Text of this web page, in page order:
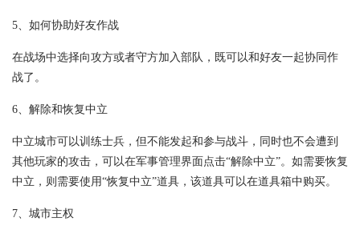
5、如何协助好友作战
在战场中选择向攻方或者守方加入部队，既可以和好友一起协同作
战了。
6、解除和恢复中立
中立城市可以训练士兵，但不能发起和参与战斗，同时也不会遭到
其他玩家的攻击，可以在军事管理界面点击“解除中立”。如需要恢复
中立，则需要使用“恢复中立”道具，该道具可以在道具箱中购买。
7、城市主权